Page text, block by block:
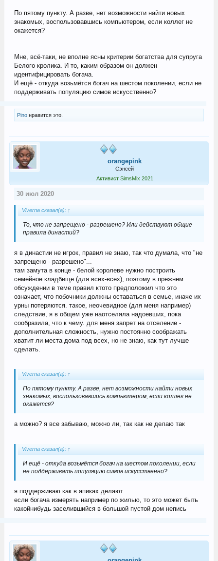
По пятому пункту. А разве, нет возможности найти новых
знакомых, воспользовавшись компьютером, если коллег не
окажется?
Мне, всё-таки, не вполне ясны критерии богатства для супруга
Белого кролика. И то, каким образом он должен
идентифицировать богача.
И ещё - откуда возьмётся богач на шестом поколении, если не
поддерживать популяцию симов искусственно?
Pinoнравится это.
orangepink
Сэнсей
Активист SimsMix 2021
30 июл 2020
Viverna сказал(а): ↑
То, что не запрещено - разрешено? Или действуют общие
правила династий?
я в династии не игрок, правил не знаю, так что думала, что "не
запрещено - разрешено"...
там замута в конце - белой королеве нужно построить
семейное кладбище (для всех-всех), поэтому в прежнем
обсуждении в теме правил ктото предположил что это
означает, что побочники должны оставаться в семье, иначе их
урны потеряются. такое, неочевидное (для меня например)
следствие, я в общем уже наотселяла надоевших, пока
сообразила, что к чему. для меня запрет на отселение -
дополнительная сложность, нужно постоянно соображать
хватит ли места дома под всех, но не знаю, как тут лучше
сделать.
Viverna сказал(а): ↑
По пятому пункту. А разве, нет возможности найти новых
знакомых, воспользовавшись компьютером, если коллег не
окажется?
а можно? я все забываю, можно ли, так как не делаю так
Viverna сказал(а): ↑
И ещё - откуда возьмётся богач на шестом поколении, если
не поддерживать популяцию симов искусственно?
я поддерживаю как в апиках делают.
если богача измерять например по жилью, то это может быть
какойнибудь заселившийся в большой пустой дом непись